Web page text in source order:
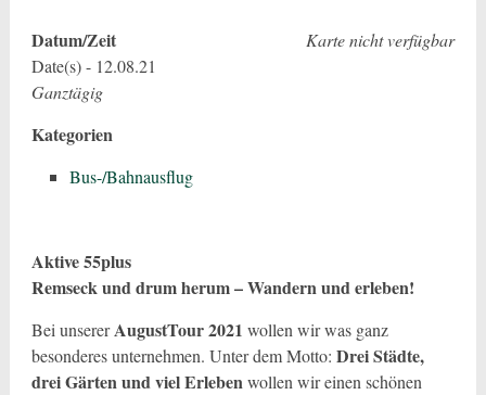
Karte nicht verfügbar
Datum/Zeit
Date(s) - 12.08.21
Ganztägig
Kategorien
Bus-/Bahnausflug
Aktive 55plus
Remseck und drum herum – Wandern und erleben!
Bei unsererAugustTour 2021 wollen wir was ganz
besonderes unternehmen. Unter dem Motto: Drei Städte,
drei Gärten und viel Erlebenwollen wir einen schönen